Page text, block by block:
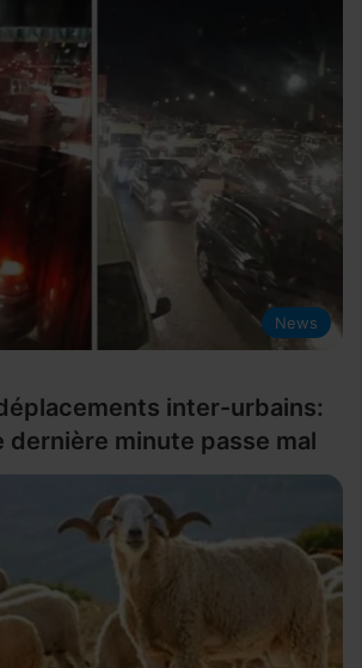
News
inter-urbains:
dernière minute passe mal